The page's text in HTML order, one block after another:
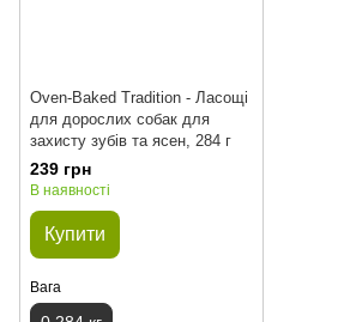
Oven-Baked Tradition - Ласощі
для дорослих собак для
захисту зубів та ясен, 284 г
239 грн
В наявності
Купити
Вага